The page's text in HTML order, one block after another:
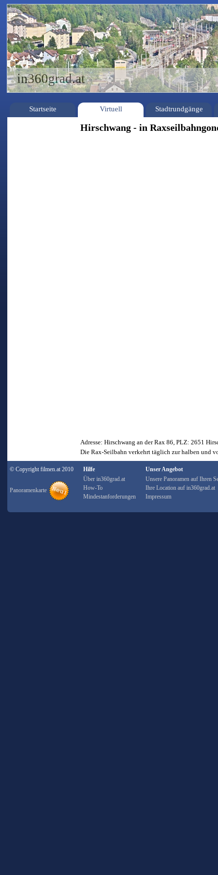
in360grad.at
Startseite Virtuell Stadtrundgänge
Hirschwang - in
Adresse: Hirschwang an der Rax 86, PLZ: 2651
Die Rax-Seilbahn verkehrt täglich zur halben und
© Copyright filmen.at 2010
Panoramenkarte
Hilfe
Über in360grad.at
How-To
Mindestanforderungen
Unser Angebot
Unsere Panoramen auf Ihren
Ihre Location auf in360grad.at
Impressum